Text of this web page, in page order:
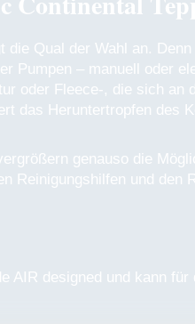
Qual der Wahl an.
Pumpen – manuell oder
oder Fleece-, die sich
das Heruntertropfen des
genauso die
Reinigungshilfen und
AIR designed und kann